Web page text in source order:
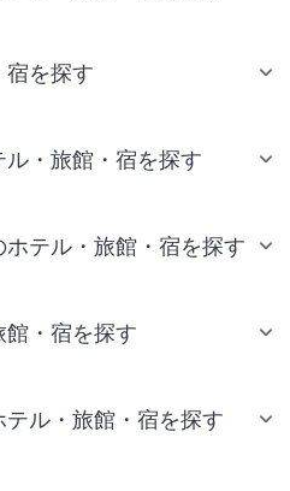
宿を探す
・旅館・宿を探す
テル・旅館・宿を探す
・宿を探す
ル・旅館・宿を探す